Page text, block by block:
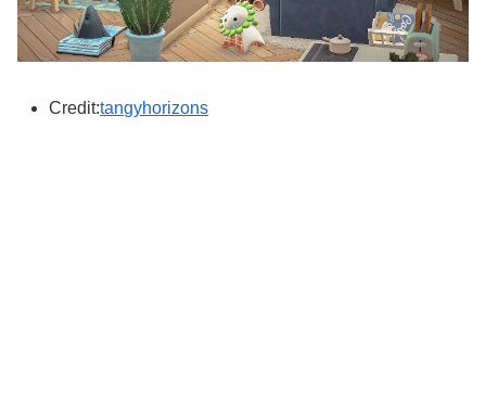
Credit:tangyhorizons